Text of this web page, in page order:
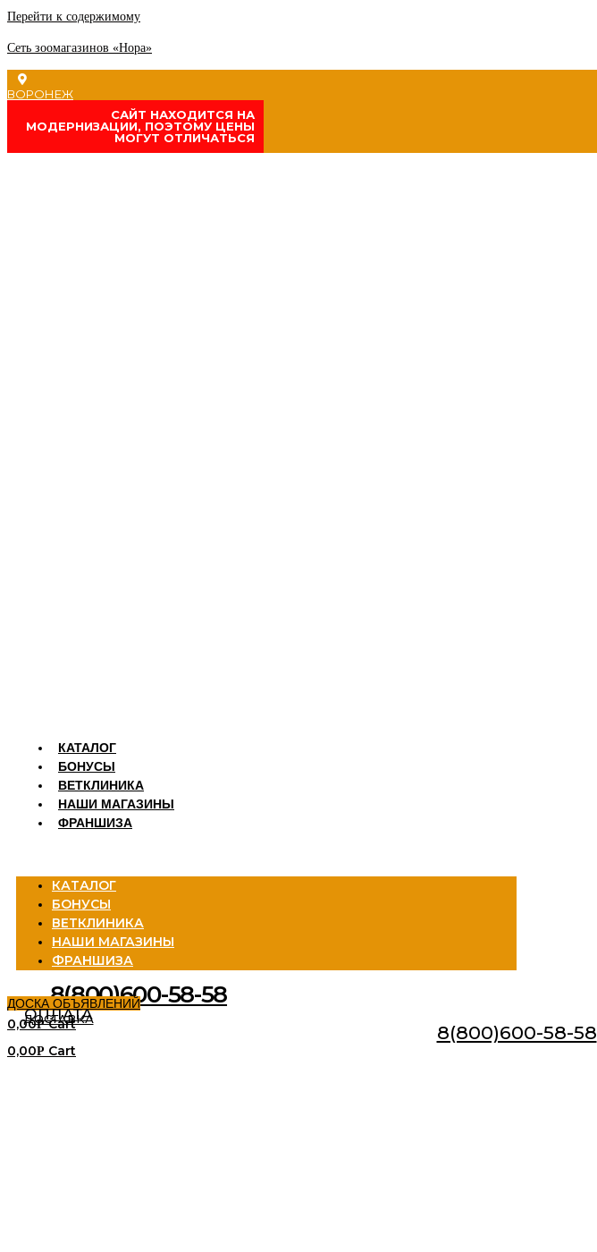
Перейти к содержимому
Сеть зоомагазинов «Нора»
ВОРОНЕЖ
CАЙТ НАХОДИТСЯ НА
МОДЕРНИЗАЦИИ, ПОЭТОМУ ЦЕНЫ
МОГУТ ОТЛИЧАТЬСЯ
КАТАЛОГ
БОНУСЫ
ВЕТКЛИНИКА
НАШИ МАГАЗИНЫ
ФРАНШИЗА
КАТАЛОГ
БОНУСЫ
ВЕТКЛИНИКА
НАШИ МАГАЗИНЫ
ФРАНШИЗА
8(800)600-58-58
ДОСКА ОБЪЯВЛЕНИЙ
ДОСТАВКА
ОПЛАТА
0,00Р Cart 8(800)600-58-58
0,00Р Cart